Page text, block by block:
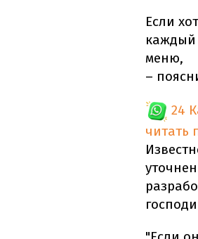
Если
каждый
меню,
–
24
читать